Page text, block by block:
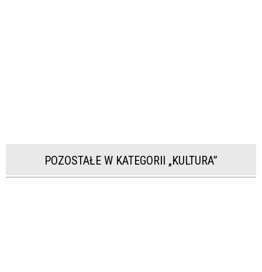
POZOSTAŁE W KATEGORII „KULTURA”